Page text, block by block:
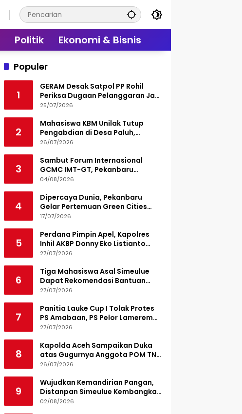
Politik Ekonomi & Bisnis
Populer
1
GERAM Desak Satpol PP Rohil
Periksa Dugaan Pelanggaran Jam
Operasional Hiburan Malam
25/07/2026
2
Mahasiswa KBM Unilak Tutup
Pengabdian di Desa Paluh,
Tinggalkan Jejak Edukasi Hukum
26/07/2026
3
Sambut Forum Internasional
GCMC IMT-GT, Pekanbaru
Matangkan Seluruh Persiapan
04/08/2026
4
Dipercaya Dunia, Pekanbaru
Gelar Pertemuan Green Cities
Mayor Council IMT-GT 2026
17/07/2026
5
Perdana Pimpin Apel, Kapolres
Inhil AKBP Donny Eko Listianto
Tekankan Disiplin
27/07/2026
6
Tiga Mahasiswa Asal Simeulue
Dapat Rekomendasi Bantuan
Pendidikan dari Jamaluddin
27/07/2026
7
Panitia Lauke Cup I Tolak Protes
PS Amabaan, PS Pelor Lamerem
Menang WO 3-0
27/07/2026
8
Kapolda Aceh Sampaikan Duka
atas Gugurnya Anggota POM TNI
Saat Bantu Kejar Bandar Narkoba
26/07/2026
9
Wujudkan Kemandirian Pangan,
Distanpan Simeulue Kembangkan
Demplot Hortikultura
02/08/2026